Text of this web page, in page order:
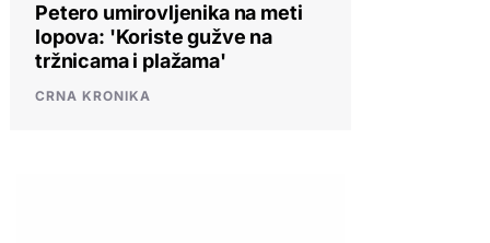
Petero umirovljenika na meti
lopova: 'Koriste gužve na
tržnicama i plažama'
CRNA KRONIKA